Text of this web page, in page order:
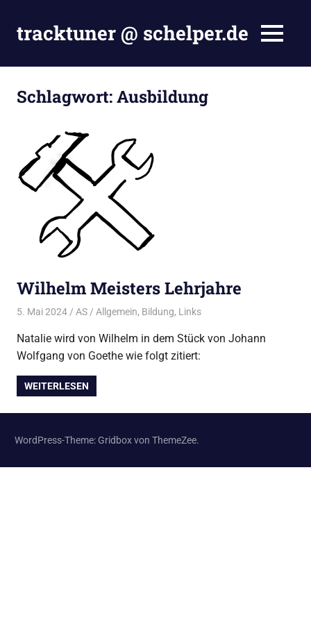
Inhalt
springen
tracktuner @ schelper.de
is
my
Hahahaha.
MENÜ
Schlagwort:Ausbildung
Wilhelm Meisters Lehrjahre
5. Mai 2024 AS Allgemein, Bildung, Links
Natalie wird von Wilhelm in dem Stück von Johann
Wolfgang von Goethe wie folgt zitiert:
WEITERLESEN
WordPress-Theme: Gridbox von ThemeZee.